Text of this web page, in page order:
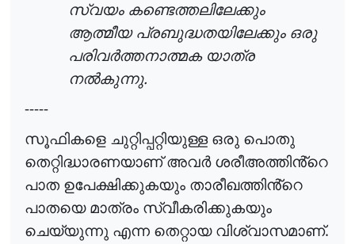
സ്വയം കണ്ടെത്തലിലേക്കും
ആത്മീയ പ്രബുദ്ധതയിലേക്കും ഒരു
പരിവർത്തനാത്മക യാത്ര
നൽകുന്നു.
-----
സൂഫികളെ ചുറ്റിപ്പറ്റിയുള്ള ഒരു പൊതു
തെറ്റിദ്ധാരണയാണ് അവർ ശരീഅത്തിൻ്റെ
പാത ഉപേക്ഷിക്കുകയും താരീഖത്തിൻ്റെ
പാതയെ മാത്രം സ്വീകരിക്കുകയും
ചെയ്യുന്നു എന്ന തെറ്റായ വിശ്വാസമാണ്.